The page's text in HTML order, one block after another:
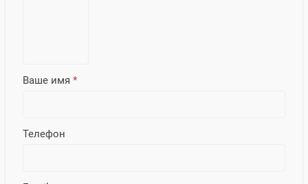
Ваше имя *
Телефон